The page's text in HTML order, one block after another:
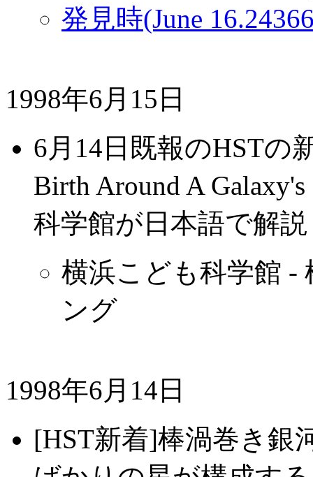
発見時(June
1998年6月15日
6月14日既報のHSTの
Birth Around A
科学館が日本語で解
横浜こども科学館 -
ング
1998年6月14日
[HST新着]棒渦巻き銀